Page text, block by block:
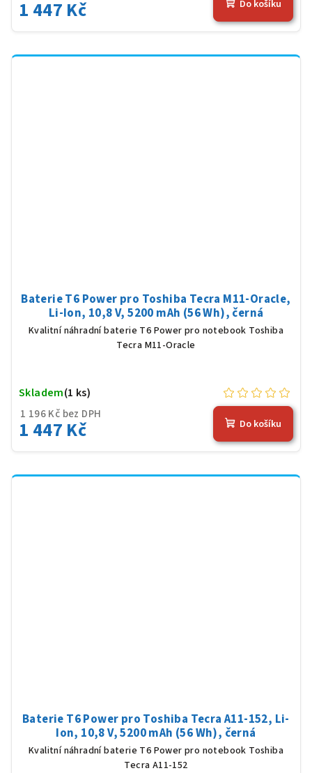
1 447 Kč Do košíku
Baterie T6 Power pro Toshiba Tecra M11-Oracle,
Li-Ion, 10,8 V, 5200 mAh (56 Wh), černá
Kvalitní náhradní baterie T6 Power pro notebook Toshiba
Tecra M11-Oracle
1 196 Kč bez DPH
1 447 Kč
Skladem(1 ks)
Do košíku
Baterie T6 Power pro Toshiba Tecra A11-152, Li-
Ion, 10,8 V, 5200 mAh (56 Wh), černá
Kvalitní náhradní baterie T6 Power pro notebook Toshiba
Tecra A11-152